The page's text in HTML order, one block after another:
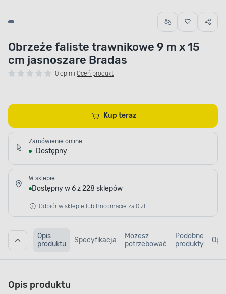
Obrzeże faliste trawnikowe 9 m x 15
cm jasnoszare Bradas
0 opinii Oceń produkt
Kup teraz
Zamówienie online
Dostępny
W sklepie
Dostępny w 6 z 228 sklepów
Odbiór w sklepie lub Bricomacie za 0 zł
Opis
produktu
Specyfikacja
Możesz
potrzebować
Podobne
produkty
Opis produktu